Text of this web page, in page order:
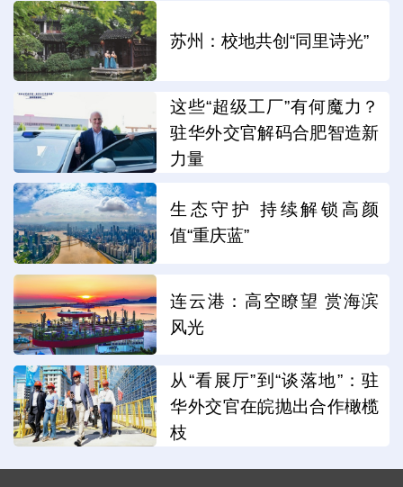
苏州：校地共创“同里诗光”
这些“超级工厂”有何魔力？
驻华外交官解码合肥智造新
力量
生态守护 持续解锁高颜
值“重庆蓝”
连云港：高空瞭望 赏海滨
风光
从“看展厅”到“谈落地”：驻
华外交官在皖抛出合作橄榄
枝